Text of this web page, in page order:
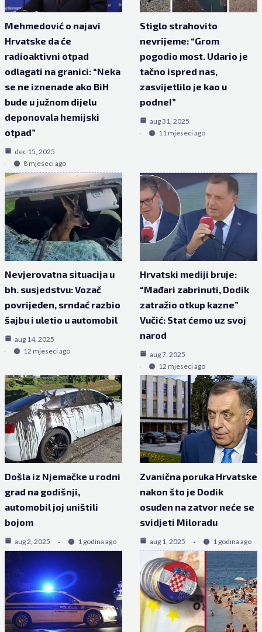
Mehmedović o najavi
Hrvatske da će
radioaktivni otpad
odlagati na granici: “Neka
se ne iznenade ako BiH
bude u južnom dijelu
deponovala hemijski
otpad”
dec 15, 2025
8 mjeseci ago
Stiglo strahovito
nevrijeme: “Grom
pogodio most. Udario je
tačno ispred nas,
zasvijetlilo je kao u
podne!”
aug 31, 2025
11 mjeseci ago
Nevjerovatna situacija u
bh. susjedstvu: Vozač
povrijeđen, srndać razbio
šajbu i uletio u automobil
aug 14, 2025
12 mjeseci ago
Hrvatski mediji bruje:
“Mađari zabrinuti, Dodik
zatražio otkup kazne”
Vučić: Stat ćemo uz svoj
narod
aug 7, 2025
12 mjeseci ago
Došla iz Njemačke u rodni
grad na godišnji,
automobil joj uništili
bojom
aug 2, 2025 1 godina ago
Zvanična poruka Hrvatske
nakon što je Dodik
osuđen na zatvor neće se
svidjeti Miloradu
aug 1, 2025 1 godina ago